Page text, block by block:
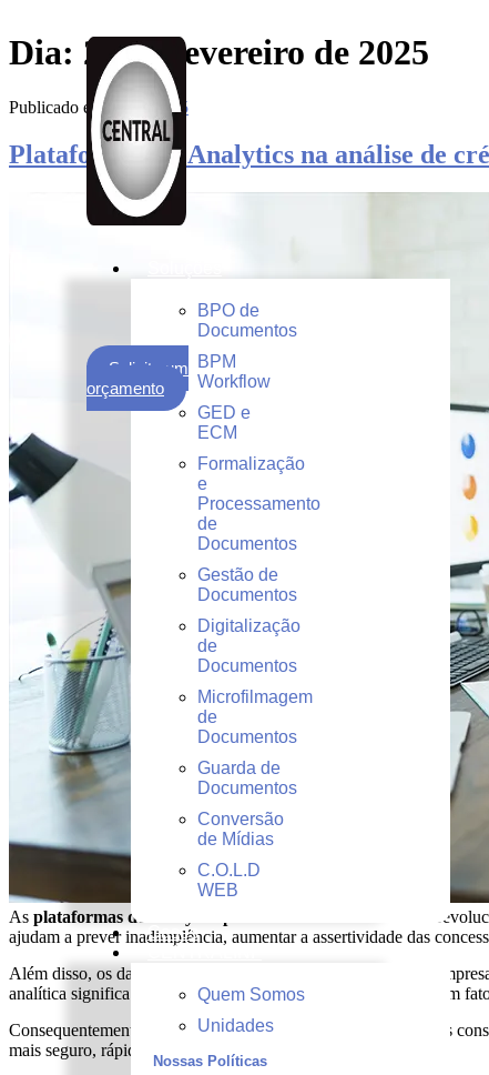
BPO de
Documentos
BPM
Workflow
GED e
ECM
Formalização
e
Processamento
de
Documentos
Gestão de
Documentos
Digitalização
de
Documentos
Microfilmagem
de
Documentos
Guarda de
Documentos
Conversão
de Mídias
C.O.L.D
WEB
Cases
CENTRALINF
Quem Somos
Unidades
Nossas Políticas
Solicite um
orçamento
Dia: 28 de fevereiro de 2025
Publicado em 28/02/2025
Plataformas de Analytics na análise de
As plataformas de Analytics para análise de crédito
estão
ajudam a prever inadimplência, aumentar a assertividade das
Além disso, os dados nunca foram tão valiosos quanto hoje.
analítica significa substituir suposições por decisões baseadas em
Consequentemente, organizações que adotam essas plataformas
mais seguro, rápido e escalável.